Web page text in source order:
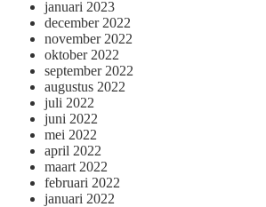
januari 2023
december 2022
november 2022
oktober 2022
september 2022
augustus 2022
juli 2022
juni 2022
mei 2022
april 2022
maart 2022
februari 2022
januari 2022